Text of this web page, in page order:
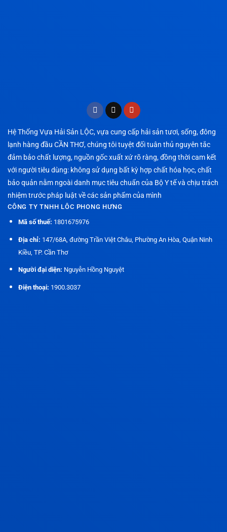
Hệ Thống Vựa Hải Sản LỘC, vựa cung cấp hải sản tươi, sống, đông
lạnh hàng đầu CẦN THƠ, chúng tôi tuyệt đối tuân thủ nguyên tắc
đảm bảo chất lượng, nguồn gốc xuất xứ rõ ràng, đồng thời cam kết
với người tiêu dùng: không sử dụng bất kỳ hợp chất hóa học, chất
bảo quản nằm ngoài danh mục tiêu chuẩn của Bộ Y tế và chịu trách
nhiệm trước pháp luật về các sản phẩm của mình
CÔNG TY TNHH LÔC PHONG HƯNG
Mã số thuế: 1801675976
Địa chỉ: 147/68A, đường Trần Việt Châu, Phường An Hòa, Quận Ninh
Kiều, TP. Cần Thơ
Người đại diện: Nguyễn Hồng Nguyệt
Điện thoại: 1900.3037